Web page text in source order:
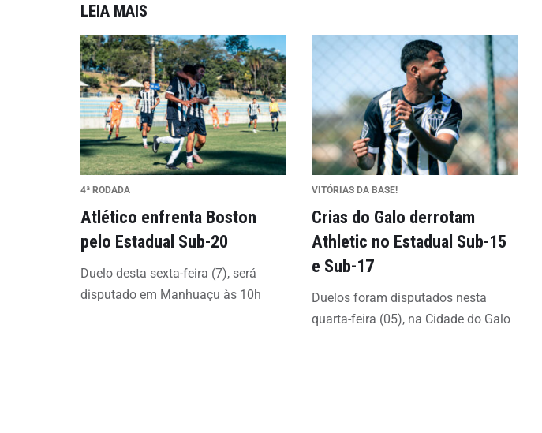
LEIA MAIS
4ª RODADA
Atlético enfrenta Boston
pelo Estadual Sub-20
Duelo desta sexta-feira (7), será
disputado em Manhuaçu às 10h
VITÓRIAS DA BASE!
Crias do Galo derrotam
Athletic no Estadual Sub-15
e Sub-17
Duelos foram disputados nesta
quarta-feira (05), na Cidade do Galo